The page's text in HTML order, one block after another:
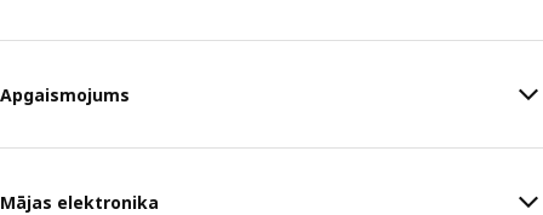
Apgaismojums
Mājas elektronika